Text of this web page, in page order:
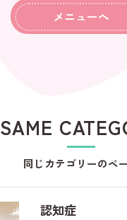
メニューへ
同じカテゴリーのペ
SAME
認知症